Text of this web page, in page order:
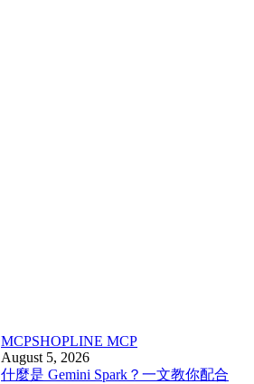
MCPSHOPLINE MCP
August 5, 2026
什麼是 Gemini Spark？一文教你配合